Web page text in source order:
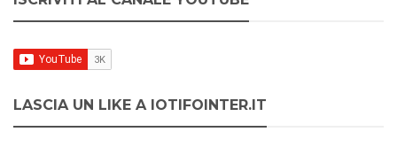
LASCIA UN LIKE A IOTIFOINTER.IT